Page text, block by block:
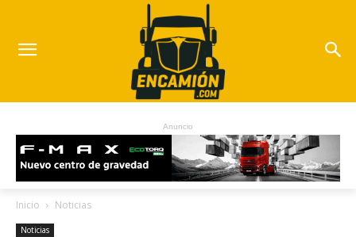
Anuncio
Inicio Noticias
Noticias